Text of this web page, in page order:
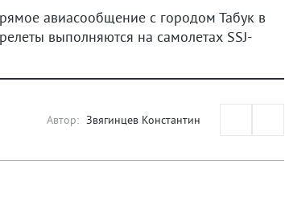
авиасообщение с городом Табук в
выполняются на самолетах SSJ-
Автор: Звягинцев Константин